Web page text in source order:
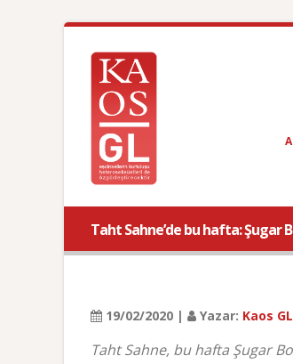
Taht Sahne’de bu hafta: Şugar
19/02/2020 | Yazar: Kaos GL
Taht Sahne, bu hafta Şugar